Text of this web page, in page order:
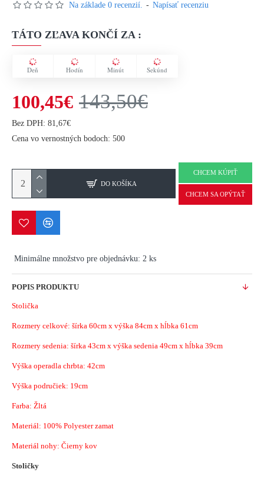
Na základe 0 recenzií. - Napísať recenziu
TÁTO ZĽAVA KONČÍ ZA :
Deň Hodín Minút Sekúnd
100,45€ 143,50€
Bez DPH: 81,67€
Cena vo vernostných bodoch: 500
DO KOŠÍKA
CHCEM KÚPIŤ
CHCEM SA OPÝTAŤ
Minimálne množstvo pre objednávku: 2 ks
POPIS PRODUKTU
Stolička
Rozmery celkové: šírka 60cm x výška 84cm x hĺbka 61cm
Rozmery sedenia: šírka 43cm x výška sedenia 49cm x hĺbka 39cm
Výška operadla chrbta: 42cm
Výška područiek: 19cm
Farba: Žltá
Materiál: 100% Polyester zamat
Materiál nohy: Čierny kov
Stoličky